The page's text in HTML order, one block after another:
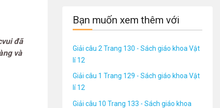
đã
và
Bạn muốn xem thêm với
Giải câu 2 Trang 130 - Sách giáo khoa Vật
lí 12
Giải câu 1 Trang 129 - Sách giáo khoa Vật
lí 12
Giải câu 10 Trang 133 - Sách giáo khoa